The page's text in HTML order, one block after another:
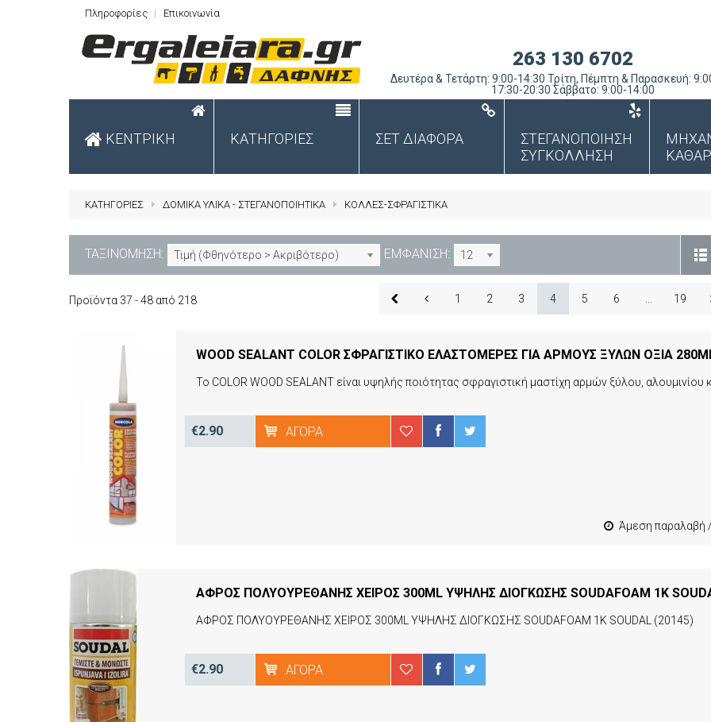
Πληροφορίες Επικοινωνία
263 130 6702
Δευτέρα & Τετάρτη: 9:00-14:30 Τρίτη, Πέμπτη & Παρασκευή:
17:30-20:30 Σάββατο: 9:00-14:00
ΚΕΝΤΡΙΚΗ ΚΑΤΗΓΟΡΙΕΣ ΣΕΤ ΔΙΑΦΟΡΑ
ΣΤΕΓΑΝΟΠΟΙΗΣΗ
ΣΥΓΚΟΛΛΗΣΗ
ΚΑΤΗΓΟΡΙΕΣ ΔΟΜΙΚΑ ΥΛΙΚΑ - ΣΤΕΓΑΝΟΠΟΙΗΤΙΚΑ ΚΟΛΛΕΣ-ΣΦΡΑΓΙΣΤΙΚΑ
ΤΑΞΙΝΟΜΗΣΗ: Τιμή (Φθηνότερο > Ακριβότερο) ΕΜΦΑΝΙΣΗ: 12
Προϊόντα 37 - 48 από 218 1 2 3 4 5 6 19
WOOD SEALANT COLOR ΣΦΡΑΓΙΣΤΙΚΟ ΕΛΑΣΤΟΜΕΡΕΣ ΓΙΑ ΑΡΜΟΥΣ ΞΥΛΩΝ ΟΞΙΑ
€2.90 ΑΓΟΡΆ
Άμεση παραλαβή / Παράδοση 1-3
ΑΦΡΟΣ ΠΟΛΥΟΥΡΕΘΑΝΗΣ ΧΕΙΡΟΣ 300ML ΥΨΗΛΗΣ ΔΙΟΓΚΩΣΗΣ SOUDAFOAM 1K SOUDAL (20145)
€2.90 ΑΓΟΡΆ